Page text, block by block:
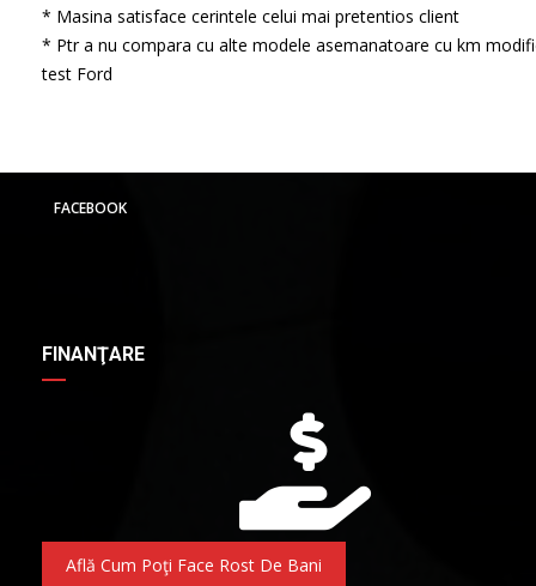
* Masina satisface cerintele celui mai pretentios client
* Ptr a nu compara cu alte modele asemanatoare cu km
test Ford
FACEBOOK
FINANŢARE
Află Cum Poţi Face Rost De Bani